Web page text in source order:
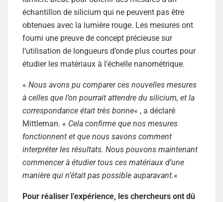
échantillon de silicium qui ne peuvent pas être
obtenues avec la lumière rouge. Les mesures ont
fourni une preuve de concept précieuse sur
l’utilisation de longueurs d’onde plus courtes pour
étudier les matériaux à l’échelle nanométrique.
« Nous avons pu comparer ces nouvelles mesures
à celles que l’on pourrait attendre du silicium, et la
correspondance était très bonne« , a déclaré
Mittleman. « Cela confirme que nos mesures
fonctionnent et que nous savons comment
interpréter les résultats. Nous pouvons maintenant
commencer à étudier tous ces matériaux d’une
manière qui n’était pas possible auparavant.«
Pour réaliser l’expérience, les chercheurs ont dû